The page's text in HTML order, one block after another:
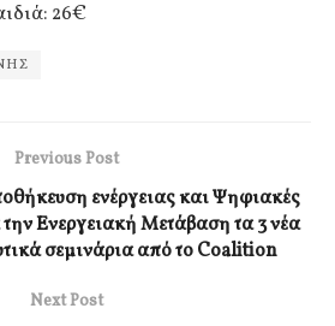
26€
Previous Post
ενέργειας και Ψηφιακές
Ενεργειακή Μετάβαση τα 3 νέα
σεμινάρια από το Coalition
Next Post